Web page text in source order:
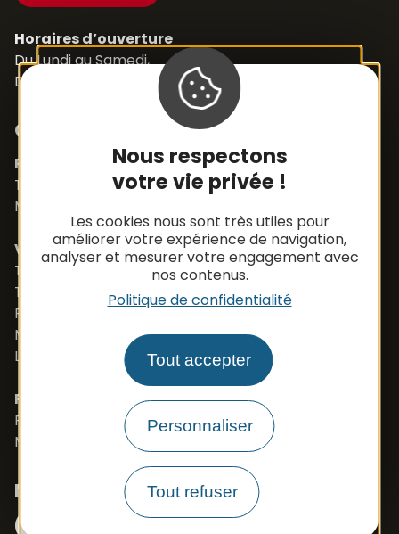
Nous respectons
votre vie privée !
Les cookies nous sont très utiles pour
améliorer votre expérience de navigation,
analyser et mesurer votre engagement avec
nos contenus.
Politique de confidentialité
Tout accepter
Personnaliser
Tout refuser
Horaires d’ouverture
Du Lundi au Samedi,
De 8h30 à 12h et de 14h à 18h
Contacts
Pièces détachées
Tél. +33 (0)5 65 48 19 32
Mail :
Véhicules
Tél. +33 (0)5 65 48 05 75
Tél. +33 (0)5 65 48 37 97
Port. +33 (0)6 79 50 77 83
Mail :
vehicule@apbfrance.com
Langues parlées : Français, Anglais, Polonais
PROSZE O KONTAKT- J.POLSKI
Port. 0033 673 191 445
Mail :
export.apb1@apbfrance.com
Nous suivre
FacebookInstagram
N° Tél WhatsApp